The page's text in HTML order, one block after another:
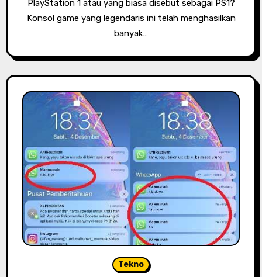
PlayStation 1 atau yang biasa disebut sebagai PS1?
Konsol game yang legendaris ini telah menghasilkan
banyak…
Tekno